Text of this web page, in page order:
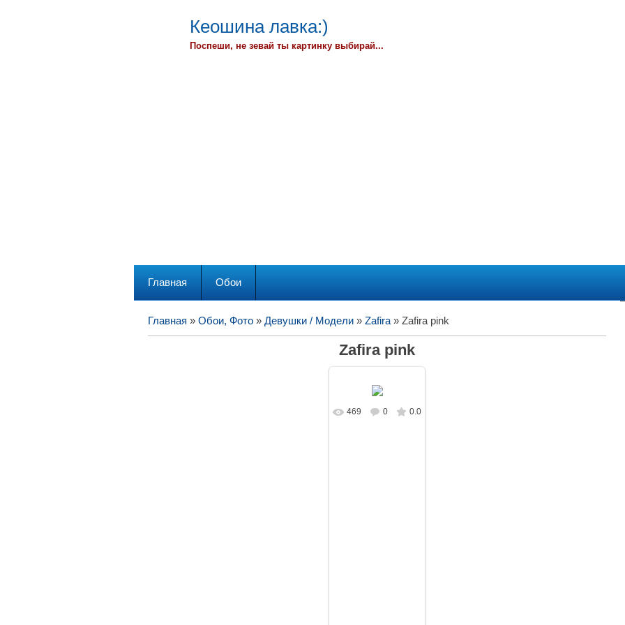
Кеошина лавка:)
Поспеши, не зевай ты картинку выбирай...
Главная Обои
Главная » Обои, Фото » Девушки / Модели » Zafira » Zafira pink
Zafira pink
В реальном
469 0 0.0